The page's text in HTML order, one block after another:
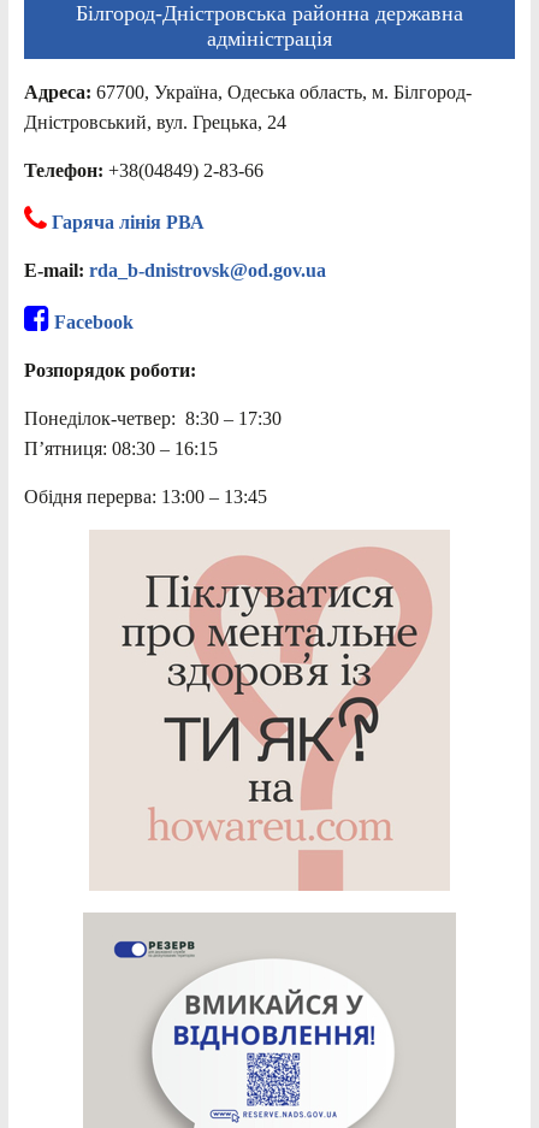
Білгород-Дністровська районна державна
адміністрація
Адреса: 67700, Україна, Одеська область, м. Білгород-
Дністровський, вул. Грецька, 24
Телефон: +38(04849) 2-83-66
Гаряча лінія РВА
E-mail: rda_b-dnistrovsk@od.gov.ua
Facebook
Розпорядок роботи:
Понеділок-четвер: 8:30 – 17:30
П’ятниця: 08:30 – 16:15
Обідня перерва: 13:00 – 13:45